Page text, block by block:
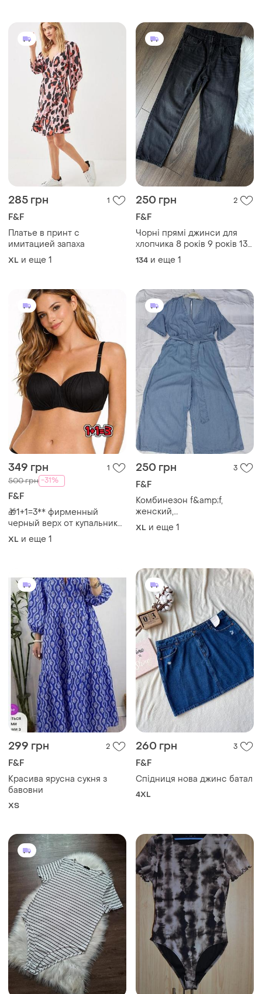
285 грн 1
F&F
Платье в принт с
имитацией запаха
XL и еще 1
250 грн 2
F&F
Чорні прямі джинси для
хлопчика 8 років 9 років 134
см на резинці прямі широкі
з утяжками в школу
134 и еще 1
349 грн 1
500 грн -31%
F&F
🎁1+1=3** фирменный
черный верх от купальника
бюст пуш ап f&amp;f,
размер 38f (85f)
XL и еще 1
250 грн 3
F&F
Комбинезон f&amp;f,
женский,
молодежный,миди, размер
xl -xxl, вискоза, весна, лето
XL и еще 1
299 грн 2
F&F
Красива ярусна сукня з
бавовни
ХS
260 грн 3
F&F
Спідниця нова джинс батал
4XL